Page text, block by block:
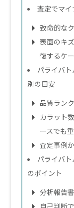
査定でマ
致命的な
表面のキ
復するケ
パライバ
別の目安
品質ラン
カラット
ースでも
査定事例
パライバ
のポイント
分析報告